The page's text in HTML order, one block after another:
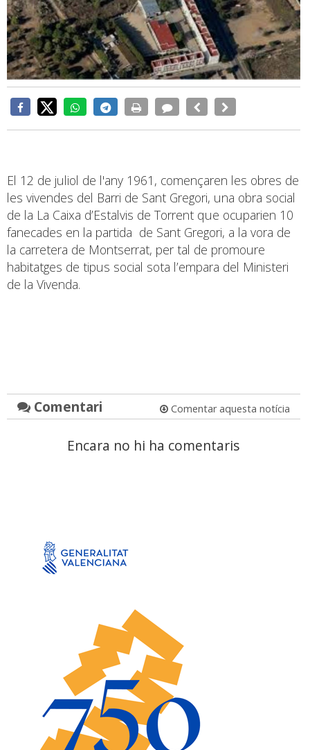
El 12 de juliol de l'any 1961, començaren les obres de
les vivendes del Barri de Sant Gregori, una obra social
de la La Caixa d’Estalvis de Torrent que ocuparien 10
fanecades en la partida de Sant Gregori, a la vora de
la carretera de Montserrat, per tal de promoure
habitatges de tipus social sota l’empara del Ministeri
de la Vivenda.
Comentari Comentar aquesta notícia
Encara no hi ha comentaris